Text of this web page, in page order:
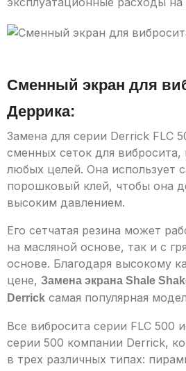
Сменный экран для
Деррика:
Замена для серии Derrick FLC
сменных сеток для
любых целей. Она использует
порошковый клей, чтобы она
высоким давлением.
Его сетчатая резина может
на масляной основе, так и с
основе. Благодаря высокому
цене, Замена экрана Shale
Derrick самая популярная
Все вибросита серии FLC 500
серии 500 компании Derrick,
в трех различных типах: